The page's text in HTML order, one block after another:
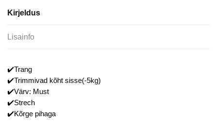
Kirjeldus
Lisainfo
✔️Trang
✔️Trimmivad kõht sisse(-5kg)
✔️Värv: Must
✔️Strech
✔️Kõrge pihaga